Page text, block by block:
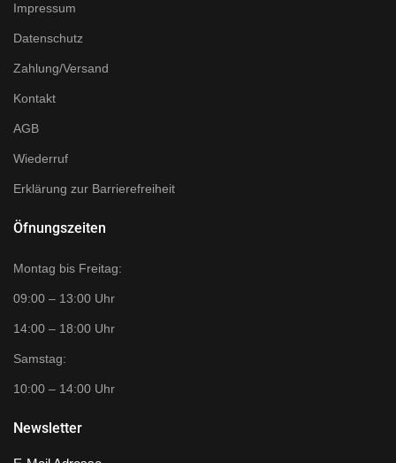
Impressum
Datenschutz
Zahlung/Versand
Kontakt
AGB
Wiederruf
Erklärung zur Barrierefreiheit
Öfnungszeiten
Montag bis Freitag:
09:00 – 13:00 Uhr
14:00 – 18:00 Uhr
Samstag:
10:00 – 14:00 Uhr
Newsletter